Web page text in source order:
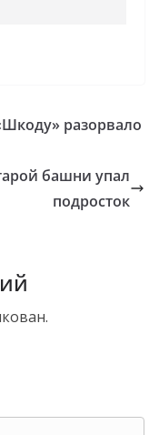
разорвало
башни упал
подросток